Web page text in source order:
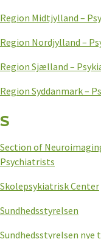
Region Midtjylland –
Region Nordjylland –
Region Sjælland –
Region Syddanmark –
S
Section of
Psychiatrists
Skolepsykiatrisk Center
Sundhedsstyrelsen
Sundhedsstyrelsen nye